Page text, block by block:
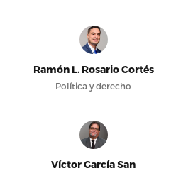
Ramón L. Rosario Cortés
Política y derecho
Víctor García San